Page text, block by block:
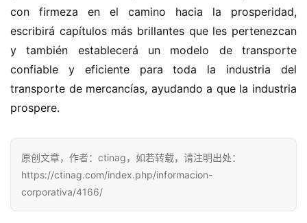
con firmeza en el camino hacia la prosperidad,
escribirá capítulos más brillantes que les pertenezcan
y también establecerá un modelo de transporte
confiable y eficiente para toda la industria del
transporte de mercancías, ayudando a que la industria
prospere.
原创文章，作者：ctinag，如若转载，请注明出处：
https://ctinag.com/index.php/informacion-
corporativa/4166/